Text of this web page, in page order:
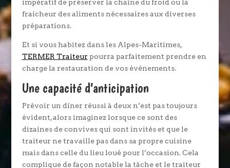
impératif de préserver la chaîne du froid ou la
fraîcheur des aliments nécessaires aux diverses
préparations.
Et si vous habitez dans les Alpes-Maritimes,
TERMER Traiteur pourra parfaitement prendre en
charge la restauration de vos événements.
Une capacité d’anticipation
Prévoir un dîner réussi à deux n’est pas toujours
évident, alors imaginez lorsque ce sont des
dizaines de convives qui sont invités et que le
traiteur ne travaille pas dans sa propre cuisine
mais dans celle du lieu loué pour l’occasion. Cela
complique de façon notable la tâche et le traiteur